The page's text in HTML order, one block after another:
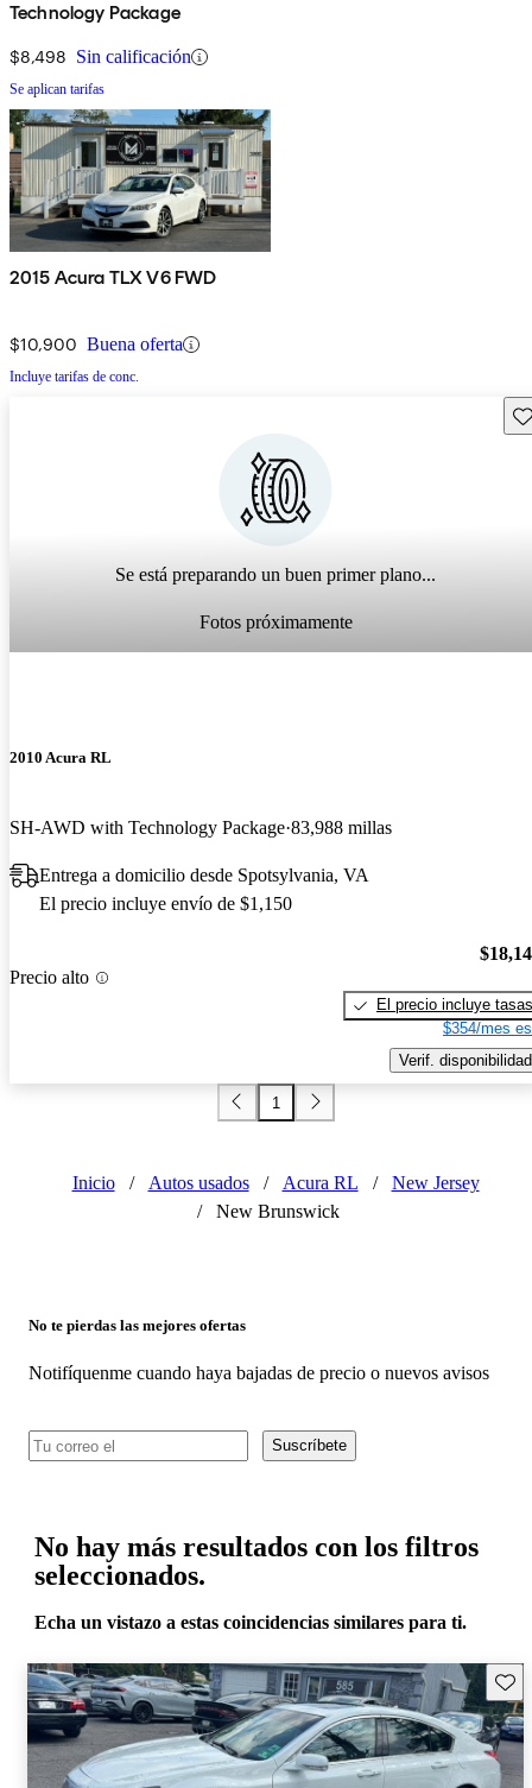
Technology Package
$8,498 Sin calificación
Se aplican tarifas
2015 Acura TLX V6 FWD
$10,900 Buena oferta
Incluye tarifas de conc.
Se está preparando un buen primer plano...
Fotos próximamente
2010 Acura RL
SH-AWD with Technology Package 83,988 millas
Entrega a domicilio desde Spotsylvania, VA
El precio incluye envío de $1,150
Precio alto
El precio incluye tasas
$354/mes
Verif. disponibilidad
1
Inicio / Autos usados / Acura RL /
New Jersey
/
New Brunswick
No te pierdas las mejores ofertas
Notifíquenme cuando haya bajadas de precio o nuevos avisos
Suscríbete
No hay más resultados con los filtros
seleccionados.
Echa un vistazo a estas coincidencias similares para ti.